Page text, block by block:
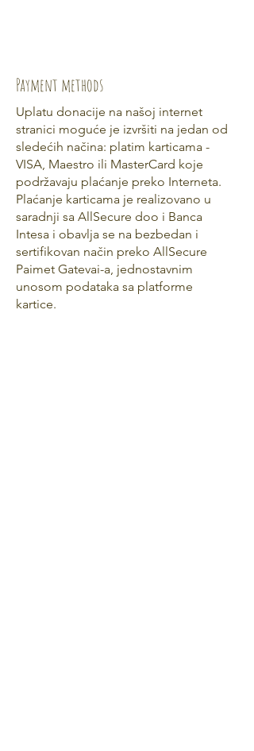
Payment methods
Uplatu donacije na našoj internet
stranici moguće je izvršiti na jedan od
sledećih načina: platim karticama -
VISA, Maestro ili MasterCard koje
podržavaju plaćanje preko Interneta.
Plaćanje karticama je realizovano u
saradnji sa AllSecure doo i Banca
Intesa i obavlja se na bezbedan i
sertifikovan način preko AllSecure
Paimet Gatevai-a, jednostavnim
unosom podataka sa platforme
kartice.